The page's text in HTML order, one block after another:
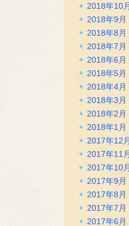
2018年10月
2018年9月
2018年8月
2018年7月
2018年6月
2018年5月
2018年4月
2018年3月
2018年2月
2018年1月
2017年12月
2017年11月
2017年10月
2017年9月
2017年8月
2017年7月
2017年6月